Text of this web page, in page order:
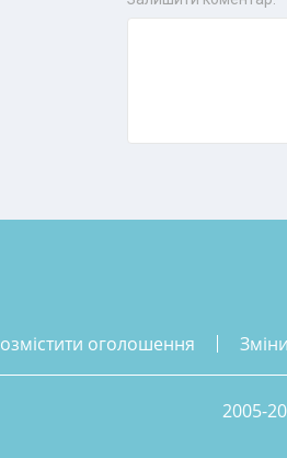
розмістити оголошення
2005-